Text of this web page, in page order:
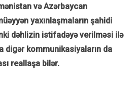
və Azərbaycan
yaxınlaşmaların şahidi
dəhlizin istifadəyə verilməsi ilə
digər kommunikasiyaların da
reallaşa bilər.